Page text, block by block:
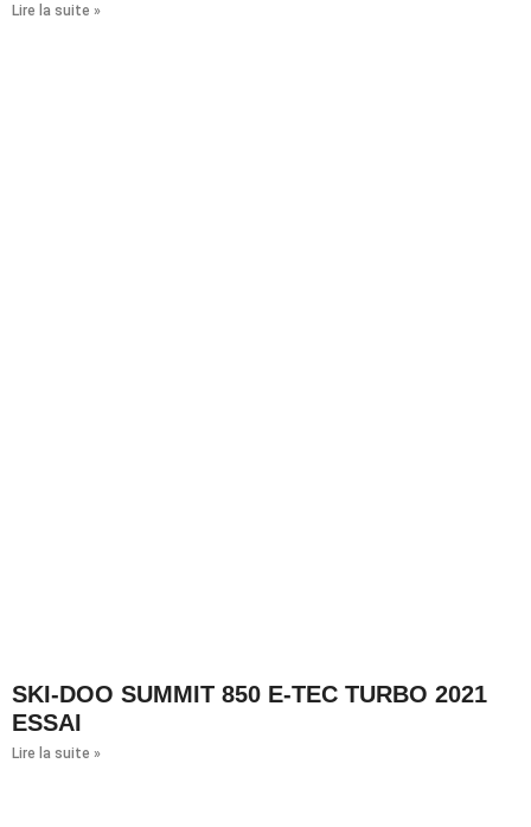
Lire la suite »
SKI-DOO SUMMIT 850 E-TEC TURBO 2021
ESSAI
Lire la suite »